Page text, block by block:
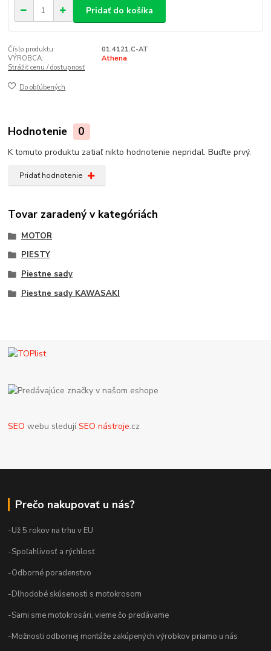
Pridať do košíka
Číslo produktu:
01.4121.C-AT
VÝROBCA:
Athena
Strážiť cenu / dostupnosť
Do obľúbených
Hodnotenie 0
K tomuto produktu zatiaľ nikto hodnotenie nepridal. Buďte prvý.
Pridať hodnotenie
Tovar zaradený v kategóriách
MOTOR
PIESTY
Piestne sady
Piestne sady KAWASAKI
SEO webu sledujíSEO nástroje.cz
Prečo nakupovať u nás?
-Už 5 rokov na trhu v EU
-Spoľahlivosť a rýchlosť
-Odborné poradenstvo
-Dlhodobé skúsenosti s motokrosom
-Sami sme motokrosári, vieme čo predávame
-Možnosti odbornej montáže zakúpených výrobkov priamo u nás